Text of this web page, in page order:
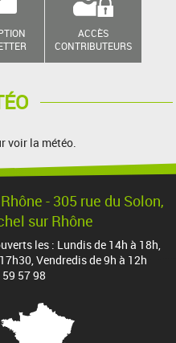
ACCÈS
CONTRIBUTEURS
voir la météo.
- 305 rue du Solon,
sur Rhône
les : Lundis de 14h à 18h,
Vendredis de 9h à 12h
57 98